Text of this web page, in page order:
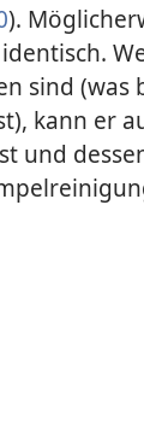
).
sind (was
kann er
und